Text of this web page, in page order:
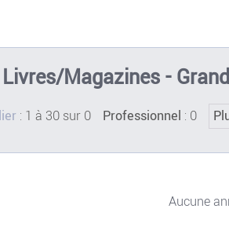
Magazines -
: 1 à 30 sur 0 Professionnel : 0
Aucune